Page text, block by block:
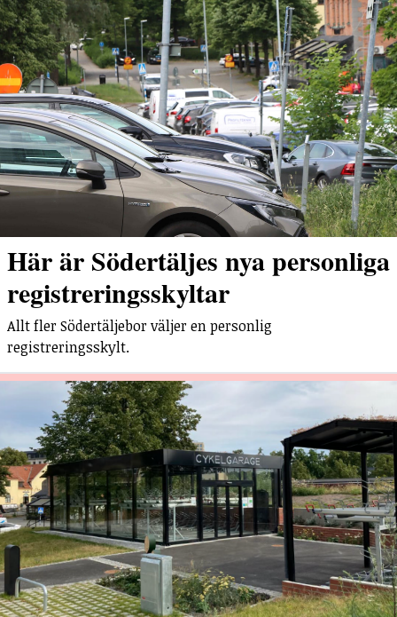
Här är Södertäljes nya personliga
registreringsskyltar
Allt fler Södertäljebor väljer en personlig
registreringsskylt.